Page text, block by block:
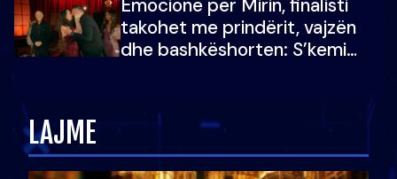
çmimin e madh
Emocione për Mirin, finalisti
takohet me prindërit, vajzën
dhe bashkëshorten: S’kemi
LAJME